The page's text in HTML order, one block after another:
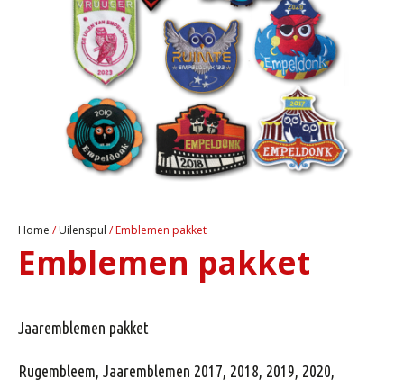
Home /Uilenspul / Emblemen pakket
Emblemen pakket
Jaaremblemen pakket
Rugembleem, Jaaremblemen 2017, 2018, 2019, 2020,